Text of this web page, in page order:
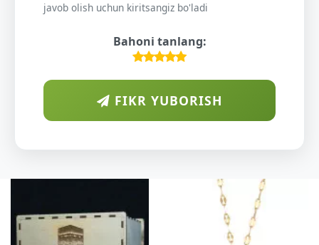
javob olish uchun kiritsangiz bo'ladi
Bahoni tanlang:
FIKR YUBORISH